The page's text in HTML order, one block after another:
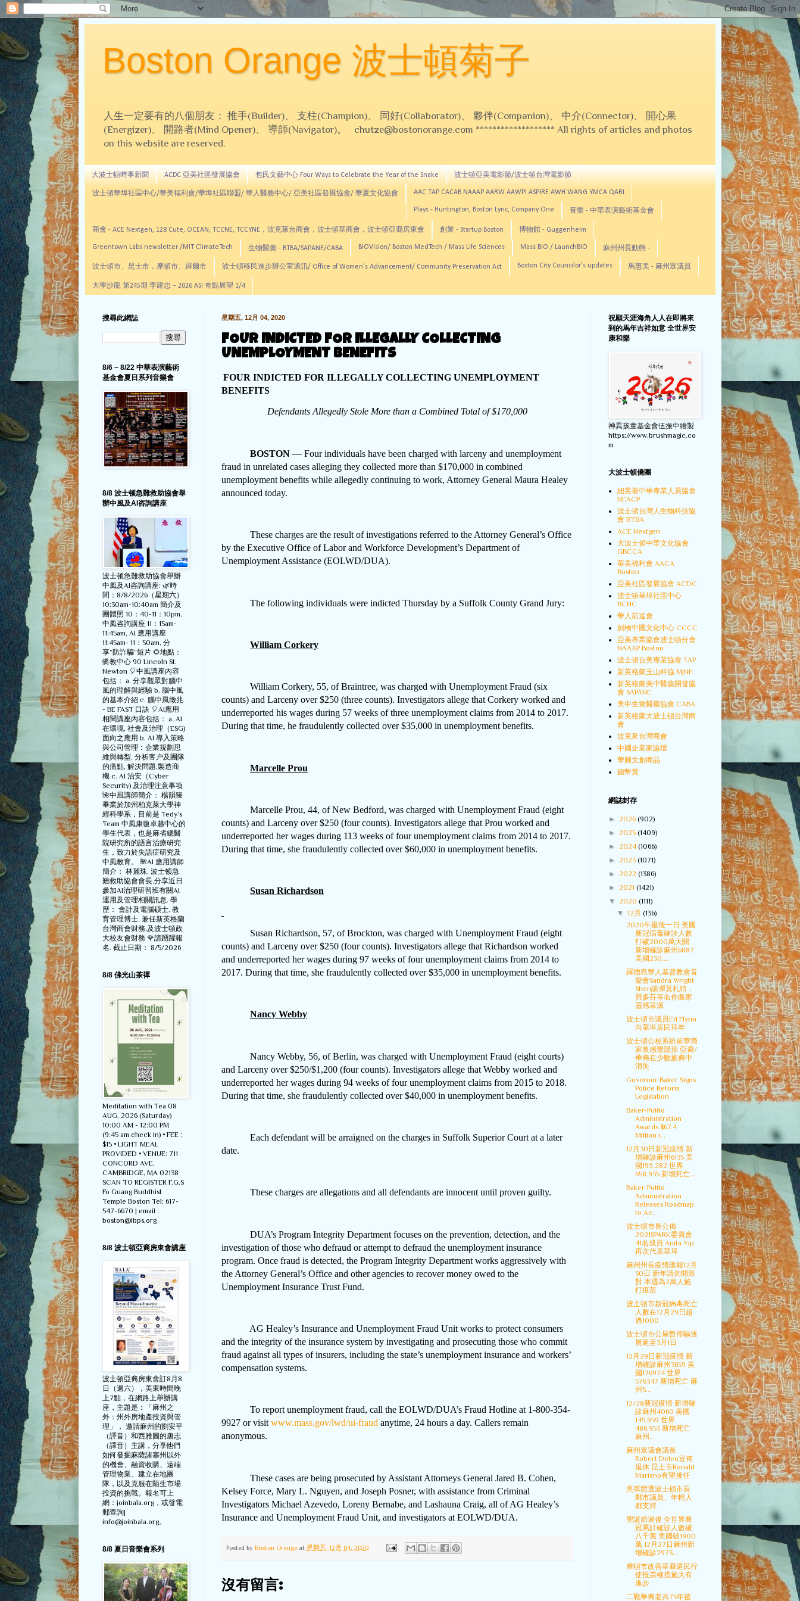
Boston Orange 波士頓菊子
人生一定要有的八個朋友： 推手(Builder)、 支柱(Champion)、 同好(Collaborator)、 夥伴(Companion)、 中介(Connector)、 開心果
(Energizer)、 開路者(Mind Opener)、 導師(Navigator)。 chutze@bostonorange.com ******************* All rights of articles and photos
on this website are reserved.
大波士頓時事新聞 ACDC 亞美社區發展協會 包氏文藝中心 Four Ways to Celebrate the Year of the Snake 波士頓亞美電影節/波士頓台灣電影節
波士頓華埠社區中心/華美福利會/華埠社區聯盟/ 華人醫務中心/ 亞美社區發展協會/ 華夏文化協會 AAC TAP CACAB NAAAP AARW AAWPI ASPIRE AWH WANG YMCA QARI
Plays - Huntington, Boston Lyric, Company One 音樂 - 中華表演藝術基金會
商會 - ACE Nextgen, 128 Cute, OCEAN, TCCNE, TCCYNE，波克萊台商會，波士頓華商會，波士頓亞裔房東會 創業 - Startup Boston 博物館 - Guggenheim
Greentown Labs newsletter /MIT ClimateTech 生物醫藥 - BTBA/SAPANE/CABA BIOVision/ Boston MedTech / Mass Life Sciences Mass BIO / LaunchBIO 麻州州長動態 -
波士頓市、昆士市，摩頓市、羅爾市 波士頓移民進步辦公室通訊/ Office of Women's Advancement/ Community Preservation Act Boston City Councilor's updates 馬惠美 - 麻州眾議員
大學沙龍 第245期 李建忠－2026 ASI 奇點展望 1/4
星期五, 12月 04, 2020
FOUR INDICTED FOR ILLEGALLY COLLECTING
UNEMPLOYMENT BENEFITS
FOUR INDICTED FOR ILLEGALLY COLLECTING UNEMPLOYMENT
BENEFITS
Defendants Allegedly Stole More than a Combined Total of $170,000
BOSTON — Four individuals have been charged with larceny and unemployment
fraud in unrelated cases alleging they collected more than $170,000 in combined
unemployment benefits while allegedly continuing to work, Attorney General Maura Healey
announced today.
These charges are the result of investigations referred to the Attorney General’s Office
by the Executive Office of Labor and Workforce Development’s Department of
Unemployment Assistance (EOLWD/DUA).
The following individuals were indicted Thursday by a Suffolk County Grand Jury:
William Corkery
William Corkery, 55, of Braintree, was charged with Unemployment Fraud (six
counts) and Larceny over $250 (three counts). Investigators allege that Corkery worked and
underreported his wages during 57 weeks of three unemployment claims from 2014 to 2017.
During that time, he fraudulently collected over $35,000 in unemployment benefits.
Marcelle Prou
Marcelle Prou, 44, of New Bedford, was charged with Unemployment Fraud (eight
counts) and Larceny over $250 (four counts). Investigators allege that Prou worked and
underreported her wages during 113 weeks of four unemployment claims from 2014 to 2017.
During that time, she fraudulently collected over $60,000 in unemployment benefits.
Susan Richardson
Susan Richardson, 57, of Brockton, was charged with Unemployment Fraud (eight
counts) and Larceny over $250 (four counts). Investigators allege that Richardson worked
and underreported her wages during 97 weeks of four unemployment claims from 2014 to
2017. During that time, she fraudulently collected over $35,000 in unemployment benefits.
Nancy Webby
Nancy Webby, 56, of Berlin, was charged with Unemployment Fraud (eight courts)
and Larceny over $250/$1,200 (four counts). Investigators allege that Webby worked and
underreported her wages during 94 weeks of four unemployment claims from 2015 to 2018.
During that time, she fraudulently collected over $40,000 in unemployment benefits.
Each defendant will be arraigned on the charges in Suffolk Superior Court at a later
date.
These charges are allegations and all defendants are innocent until proven guilty.
DUA’s Program Integrity Department focuses on the prevention, detection, and the
investigation of those who defraud or attempt to defraud the unemployment insurance
program. Once fraud is detected, the Program Integrity Department works aggressively with
the Attorney General’s Office and other agencies to recover money owed to the
Unemployment Insurance Trust Fund.
AG Healey’s Insurance and Unemployment Fraud Unit works to protect consumers
and the integrity of the insurance system by investigating and prosecuting those who commit
fraud against all types of insurers, including the state’s unemployment insurance and workers’
compensation systems.
To report unemployment fraud, call the EOLWD/DUA’s Fraud Hotline at 1-800-354-
9927 or visit www.mass.gov/lwd/ui-fraud anytime, 24 hours a day. Callers remain
anonymous.
These cases are being prosecuted by Assistant Attorneys General Jared B. Cohen,
Kelsey Force, Mary L. Nguyen, and Joseph Posner, with assistance from Criminal
Investigators Michael Azevedo, Loreny Bernabe, and Lashauna Craig, all of AG Healey’s
Insurance and Unemployment Fraud Unit, and investigators at EOLWD/DUA.
Posted by Boston Orange at 星期五, 12月 04, 2020
沒有留言:
搜尋此網誌
8/6 ~ 8/22 中華表演藝術
基金會夏日系列音樂會
8/8 波士顿急難救助協會舉
辦中風及AI咨詢講座
波士顿急難救助協會舉辦
中風及AI咨詢講座: 🌿時
間：8/8/2026（星期六）
10:30am-10:40am 簡介及
團體照 10：40-11：10pm,
中風咨詢講座 11：15am-
11:45am, AI 應用講座
11:45am- 11：50am, 分
享”防詐騙”短片 🌻地點：
僑教中心 90 Lincoln St.
Newton 🎈中風講座內容
包括： a. 分享觀眾對腦中
風的理解與經驗 b. 腦中風
的基本介紹 c. 腦中風徵兆
- BE FAST 口訣 🎈AI應用
相関講座內容包括： a. AI
在環境, 社會及治理（ESG)
面向之應用 b. AI 導入策略
與公司管理：企業規劃思
維與轉型, 分析客户及團隊
的痛點, 解決問題,製造商
機 c. AI 治安（Cyber
Security) 及治理注意事项
🌺中風講師簡介： 楊韻臻
畢業於加州柏克萊大學神
經科學系，目前是 Tedy‘s
Team 中風康復卓越中心的
學生代表，也是麻省總醫
院研究所的語言治療研究
生，致力於失語症研究及
中風教育。 🌺AI 應用講師
簡介： 林麗珠, 波士顿急
難救助協會會長,分享近日
參加AI治理研習班有關AI
運用及管理相關訊息. 學
歷： 會計及電腦硕士, 教
育管理博士. 兼任新英格蘭
台灣商會财務,及波士頓政
大校友會财務 🌹請踴躍報
名. 截止日期： 8/5/2026
8/8 佛光山茶禪
Meditation with Tea 08
AUG, 2026 (Saturday)
10:00 AM - 12:00 PM
(9:45 am check in) • FEE :
$15 • LIGHT MEAL
PROVIDED • VENUE: 711
CONCORD AVE,
CAMBRIDGE, MA 02138
SCAN TO REGISTER F.G.S
Fo Guang Buddhist
Temple Boston Tel: 617-
547-6670 | email :
boston@ibps.org
8/8 波士頓亞裔房東會講座
波士頓亞裔房東會訂8月8
日（週六），美東時間晚
上7點，在網路上舉辦講
座，主題是：「麻州之
外：州外房地產投資與管
理」， 邀請麻州的劉安平
（譯音）和西雅圖的唐志
（譯音）主講，分享他們
如何發掘麻薩諸塞州以外
的機會、融資收購、遠端
管理物業、建立在地團
隊，以及克服在陌生市場
投資的挑戰。報名可上
網：joinbala.org，或發電
郵查詢|
info@joinbala.org。
8/8 夏日音樂會系列
祝願天涯海角人人在即將來
到的馬年吉祥如意 全世界安
康和樂
神異孩童基金會伍振中繪製
https://www.brushmagic.co
m
大波士頓僑團
紐英崙中華專業人員協會
NEACP
波士頓台灣人生物科技協
會 BTBA
ACE Nextgen
大波士頓中華文化協會
GBCCA
華美福利會 AACA
Boston
亞美社區發展協會 ACDC
波士頓華埠社區中心
BCNC
華人前進會
劍橋中國文化中心 CCCC
亞美專業協會波士頓分會
NAAAP Boston
波士頓台美專業協會 TAP
新英格蘭玉山科協 MJNE
新英格蘭美中醫藥開發協
會 SAPANE
美中生物醫藥協會 CABA
新英格蘭大波士頓台灣商
會
波克來台灣商會
中國企業家論壇
華圓文創商品
錢幣賞
網誌封存
► 2026 (902)
► 2025 (1409)
► 2024 (1066)
► 2023 (1071)
► 2022 (1386)
► 2021 (1421)
▼ 2020 (1111)
▼12月(136)
2020年最後一日 美國
新冠病毒確診人數
打破2000萬大關
新增確診麻州6887
美國230,...
羅德島華人基督教會音
樂會Sandra Wright
Shen談彈莫札特，
貝多芬等名作曲家
靈感泉源
波士頓市議員Ed Flynn
向華埠居民拜年
波士頓公校系統前華裔
家長感覺隱形 亞裔/
華裔在少數族裔中
消失
Governor Baker Signs
Police Reform
Legislation
Baker-Polito
Administration
Awards $67.4
Million i...
12月30日新冠疫情 新
增確診麻州6135 美
國199,282 世界
658,935 新增死亡...
Baker-Polito
Administration
Releases Roadmap
to Ac...
波士頓市長公佈
2021SPARK委員會
41名成員 Anita Yip
再次代表華埠
麻州州長疫情匯報12月
30日 新年請勿開派
對 本週為2萬人施
打疫苗
波士頓市新冠病毒死亡
人數在12月29日超
過1000
波士頓市公屋暫停驅逐
展延至3月1日
12月29日新冠疫情 新
增確診麻州3659 美
國176974 世界
576347 新增死亡 麻
州5...
12/28新冠疫情 新增確
診麻州4060 美國
145,959 世界
486,953 新增死亡
麻州...
麻州眾議會議長
Robert Deleo宣佈
退休 昆士市Ronald
Mariano有望接任
吳弭競選波士頓市長
鄰市議員、年輕人
都支持
聖誕節過後 全世界新
冠累計確診人數破
八千萬 美國破1900
萬 12月27日麻州新
增確診2973...
摩頓市改善華裔選民行
使投票權措施大有
進步
二戰華裔老兵75年後